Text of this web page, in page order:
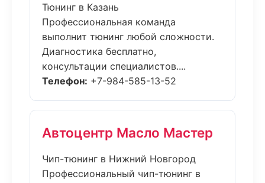
Тюнинг в Казань
Профессиональная команда
выполнит тюнинг любой сложности.
Диагностика бесплатно,
консультации специалистов....
Телефон: +7-984-585-13-52
Автоцентр Масло Мастер
Чип-тюнинг в Нижний Новгород
Профессиональный чип-тюнинг в